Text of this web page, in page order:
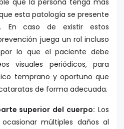
esta patología se presente
En caso de existir estos
juega un rol incluso
lo que el paciente debe
visuales periódicos, para
temprano y oportuno que
de forma adecuada.
superior del cuerpo: Los
múltiples daños al